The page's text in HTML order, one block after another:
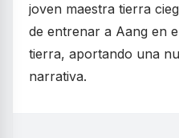
joven maestra tierra
de entrenar a Aang en
tierra, aportando una
narrativa.